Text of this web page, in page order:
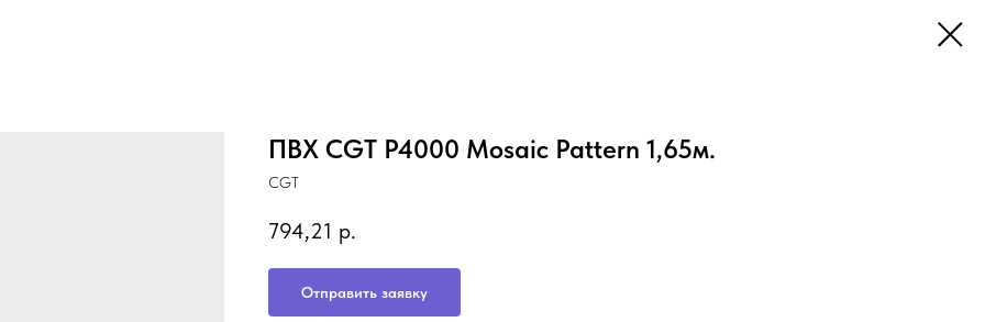
ПВХ CGT P4000 Mosaic Pattern 1,65м.
CGT
794,21 р.
Отправить заявку